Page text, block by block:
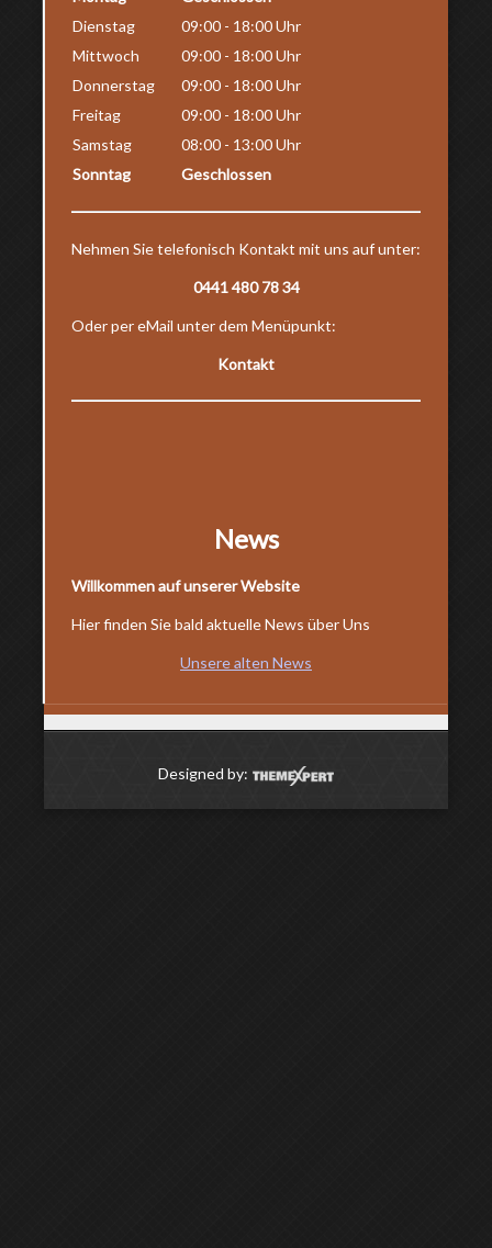
Dienstag
09:00 - 18:00 Uhr
Mittwoch
09:00 - 18:00 Uhr
Donnerstag
09:00 - 18:00 Uhr
Freitag
09:00 - 18:00 Uhr
Samstag
08:00 - 13:00 Uhr
Sonntag
Geschlossen
Nehmen Sie telefonisch Kontakt mit uns auf unter:
0441 480 78 34
Oder per eMail unter dem Menüpunkt:
Kontakt
News
Willkommen auf unserer Website
Hier finden Sie bald aktuelle News über Uns
Unsere alten News
Designed by: